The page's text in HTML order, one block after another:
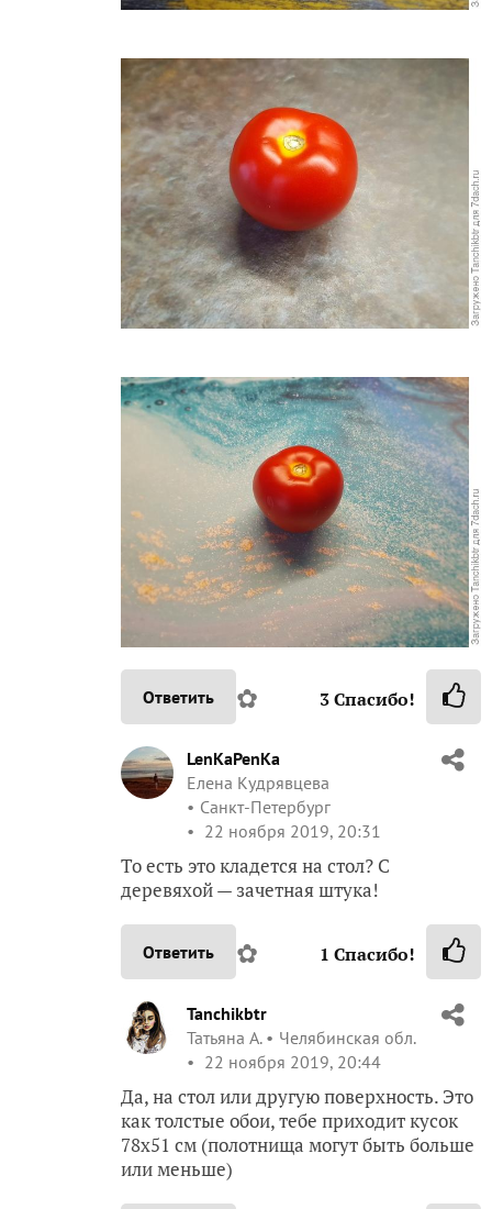
Ответить ✿ 3Спасибо!
LenKaPenKa
Елена Кудрявцева
Санкт-Петербург
22 ноября 2019, 20:31
То есть это кладется на стол? С
деревяхой — зачетная штука!
Ответить ✿ 1 Спасибо!
Tanchikbtr
Татьяна А.
Челябинская обл.
22 ноября 2019, 20:44
Да, на стол или другую поверхность. Это
как толстые обои, тебе приходит кусок
78х51 см (полотнища могут быть больше
или меньше)